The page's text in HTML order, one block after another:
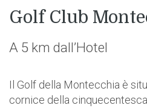
Golf Club
A 5 km dall’Hotel
Il Golf della Montecchia è
cornice della